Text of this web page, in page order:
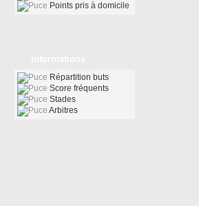
Points pris à domicile
Répartition buts
Score fréquents
Stades
Arbitres